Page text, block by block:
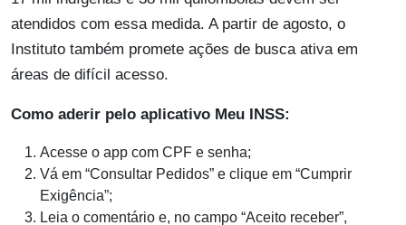
atendidos com essa medida. A partir de agosto, o
Instituto também promete ações de busca ativa em
áreas de difícil acesso.
Como aderir pelo aplicativo Meu INSS:
Acesse o app com CPF e senha;
Vá em “Consultar Pedidos” e clique em “Cumprir
Exigência”;
Leia o comentário e, no campo “Aceito receber”,